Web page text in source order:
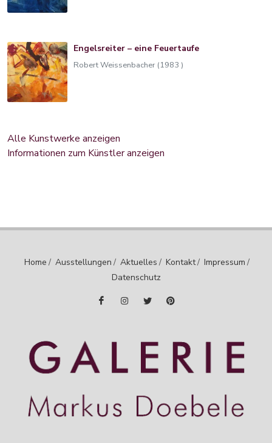
Engelsreiter – eine Feuertaufe
Robert Weissenbacher (1983 )
Alle Kunstwerke anzeigen
Informationen zum Künstler anzeigen
Home / Ausstellungen / Aktuelles / Kontakt/ Impressum /
Datenschutz